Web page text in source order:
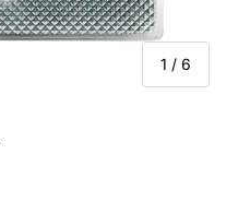
1 / of
6